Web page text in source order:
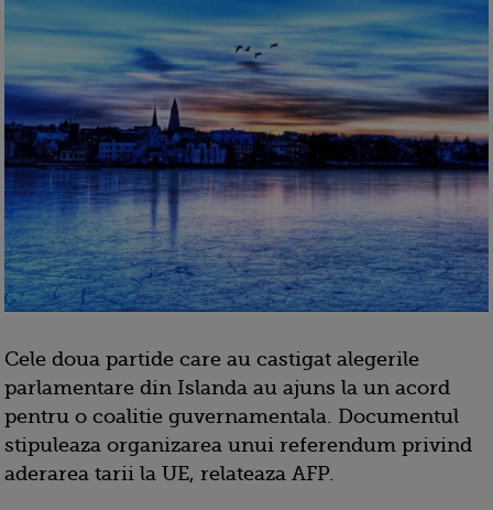
Cele doua partide care au castigat alegerile
parlamentare din Islanda au ajuns la un acord
pentru o coalitie guvernamentala. Documentul
stipuleaza organizarea unui referendum privind
aderarea tarii la UE, relateaza AFP.